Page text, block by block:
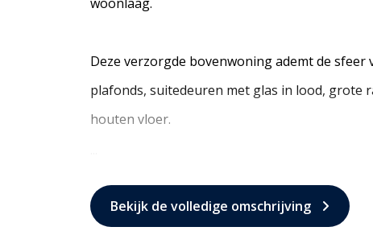
Deze verzorgde bovenwoning ademt de
plafonds, suitedeuren met glas in lood, grote
houten vloer.
Bekijk de volledige omschrijving